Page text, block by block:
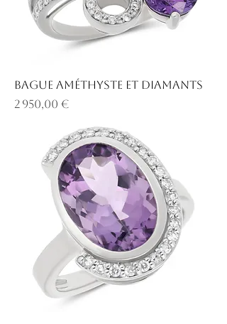
Bague améthyste et diamants
Prix
2 950,00 €